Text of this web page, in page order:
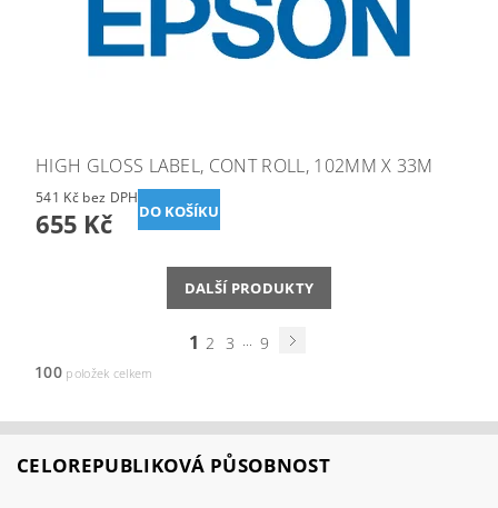
HIGH GLOSS LABEL, CONT ROLL, 102MM X 33M
541 Kč bez DPH
655 Kč
DALŠÍ PRODUKTY
1 2 3 ... 9
100položek celkem
CELOREPUBLIKOVÁ PŮSOBNOST